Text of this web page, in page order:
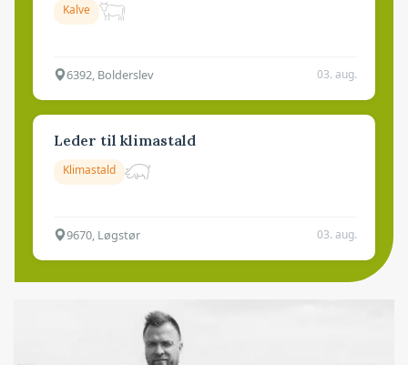
Kalve
6392, Bolderslev 03. aug.
Leder til klimastald
Klimastald
9670, Løgstør 03. aug.